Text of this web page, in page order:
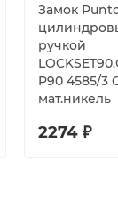
Замок
ручкой
P90 4585/3
мат.никель
2274 ₽